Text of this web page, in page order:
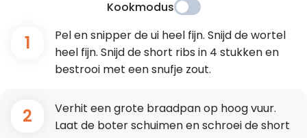
Kookmodus
1
Pel en snipper de ui heel fijn. Snijd de wortel
heel fijn. Snijd de short ribs in 4 stukken en
bestrooi met een snufje zout.
2
Verhit een grote braadpan op hoog vuur.
Laat de boter schuimen en schroei de short